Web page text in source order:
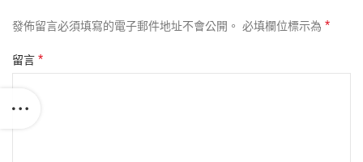
發佈留言必須填寫的電子郵件地址不會公開。 必填欄位標示為 *
留言 *